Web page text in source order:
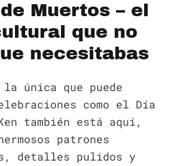
Muertos – el
que no
necesitabas
única que puede
como el Día
también está aquí,
patrones
detalles pulidos y